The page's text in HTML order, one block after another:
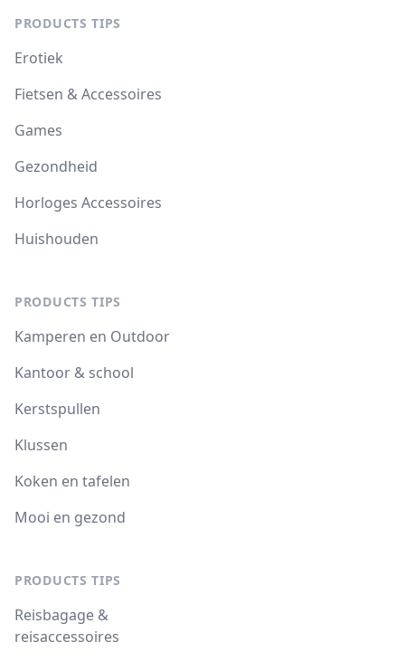
PRODUCTS TIPS
Erotiek
Fietsen & Accessoires
Games
Gezondheid
Horloges Accessoires
Huishouden
PRODUCTS TIPS
Kamperen en Outdoor
Kantoor & school
Kerstspullen
Klussen
Koken en tafelen
Mooi en gezond
PRODUCTS TIPS
Reisbagage &
reisaccessoires